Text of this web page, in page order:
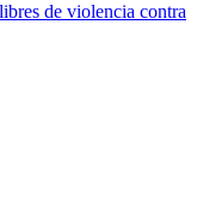
de violencia contra